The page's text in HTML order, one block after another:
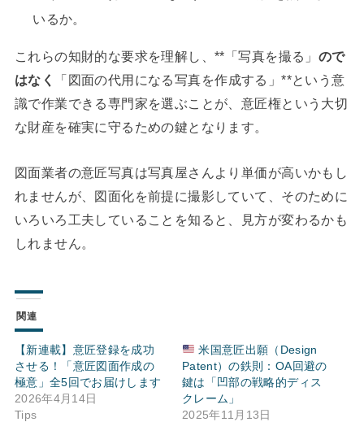
いるか。
これらの知財的な要求を理解し、**「写真を撮る」 ので
はなく
「図面の代用になる写真を作成する」**という意
識で作業できる専門家を選ぶことが、意匠権という大切
な財産を確実に守るための鍵となります。
図面業者の意匠写真は写真屋さんより単価が高いかもし
れませんが、図面化を前提に撮影していて、そのために
いろいろ工夫していることを知ると、見方が変わるかも
しれません。
関連
【新連載】意匠登録を成功
させる！「意匠図面作成の
極意」全5回でお届けします
2026年4月14日
Tips
米国意匠出願（Design
Patent）の鉄則：OA回避の
鍵は「凹部の戦略的ディス
クレーム」
2025年11月13日